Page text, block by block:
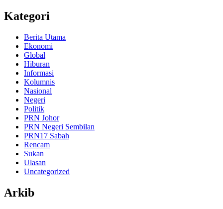
Kategori
Berita Utama
Ekonomi
Global
Hiburan
Informasi
Kolumnis
Nasional
Negeri
Politik
PRN Johor
PRN Negeri Sembilan
PRN17 Sabah
Rencam
Sukan
Ulasan
Uncategorized
Arkib